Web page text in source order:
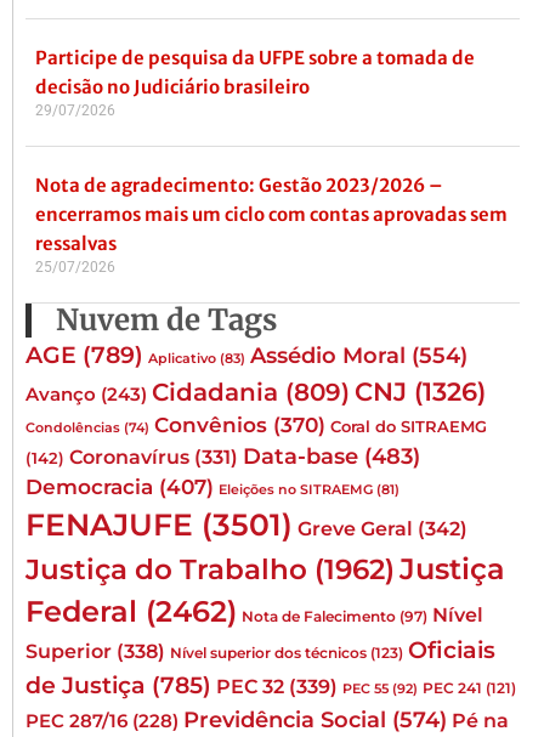
Participe de pesquisa da UFPE sobre a tomada de
decisão no Judiciário brasileiro
29/07/2026
Nota de agradecimento: Gestão 2023/2026 –
encerramos mais um ciclo com contas aprovadas sem
ressalvas
25/07/2026
Nuvem de Tags
AGE (789) Aplicativo (83) Assédio Moral (554)
Avanço (243) Cidadania (809) CNJ (1326)
Condolências (74) Convênios (370) Coral do SITRAEMG
(142) Coronavírus (331) Data-base (483)
Democracia (407) Eleições no SITRAEMG (81)
FENAJUFE (3501) Greve Geral (342)
Justiça do Trabalho (1962) Justiça
Federal (2462) Nota de Falecimento (97) Nível
Superior (338) Nível superior dos técnicos (123) Oficiais
de Justiça (785) PEC 32 (339) PEC 55 (92) PEC 241 (121)
PEC 287/16 (228) Previdência Social (574) Pé na